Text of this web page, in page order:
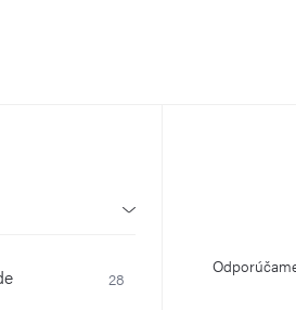
28
R